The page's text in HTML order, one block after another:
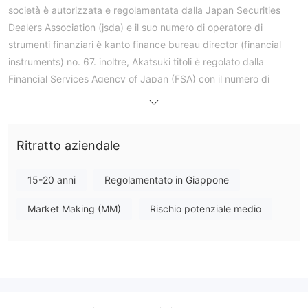
società è autorizzata e regolamentata dalla Japan Securities
Dealers Association (jsda) e il suo numero di operatore di
strumenti finanziari è kanto finance bureau director (financial
instruments) no. 67. inoltre, Akatsuki titoli è regolato dalla
Financial Services Agency of Japan (FSA) con il numero di
finanziari, tra cui azioni nazionali/estere, fondi comuni di
Clicca 365
primo trading di margine di cambio (fx) sulla borsa pubblica in
Ritratto aziendale
15-20 anni Regolamentato in Giappone
Market Making (MM) Rischio potenziale medio